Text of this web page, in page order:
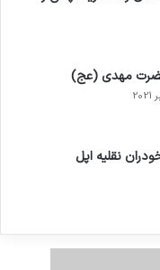
مهدی (عج)
نقلیه اپل